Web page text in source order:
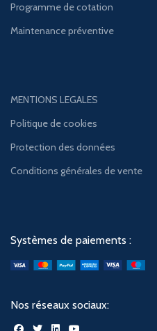
Programme de cotation
Maintenance préventive
MENTIONS LEGALES
Politique de cookies
Protection des données
Conditions générales de vente
Systèmes de paiements :
Nos réseaux sociaux: